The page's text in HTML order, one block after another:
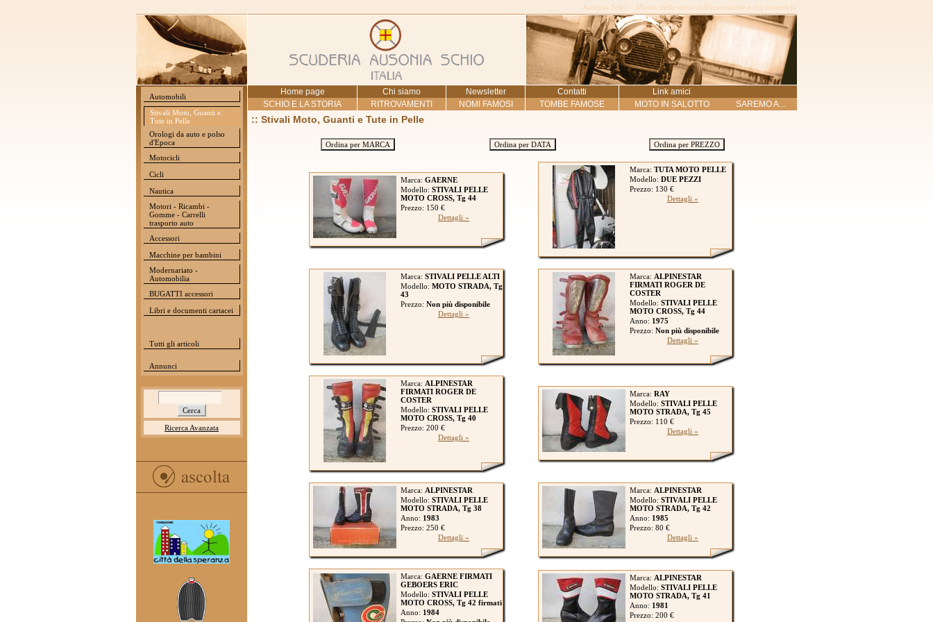
Ausonia Schio - Museo della storia dell'automobile e del motociclo
Automobili
Stivali Moto, Guanti e
Tute in Pelle
Orologi da auto e polso
d'Epoca
Motocicli
Cicli
Nautica
Motori - Ricambi -
Gomme - Carrelli
trasporto auto
Accessori
Macchine per bambini
Modernariato -
Automobilia
BUGATTI accessori
Libri e documenti cartacei
Tutti gli articoli
Annunci
Ricerca Avanzata
Home page Chi siamo Newsletter Contatti
Link amici
SCHIO E LA STORIA
RITROVAMENTI NOMI FAMOSI TOMBE FAMOSE MOTO IN SALOTTO SAREMO A...
:: Stivali Moto, Guanti e Tute in Pelle
Ordina per MARCA Ordina per DATA Ordina per PREZZO
Marca: GAERNE
Modello: STIVALI PELLE
MOTO CROSS, Tg 44
Prezzo: 150 €
Dettagli »
Marca: TUTA MOTO PELLE
Modello: DUE PEZZI
Prezzo: 130 €
Dettagli »
Marca: STIVALI PELLE ALTI
Modello: MOTO STRADA, Tg
43
Prezzo: Non più disponibile
Dettagli »
Marca: ALPINESTAR
FIRMATI ROGER DE
COSTER
Modello: STIVALI PELLE
MOTO CROSS, Tg 44
Anno: 1975
Prezzo: Non più disponibile
Dettagli »
Marca: ALPINESTAR
FIRMATI ROGER DE
COSTER
Modello: STIVALI PELLE
MOTO CROSS, Tg 40
Prezzo: 200 €
Dettagli »
Marca: RAY
Modello: STIVALI PELLE
MOTO STRADA, Tg 45
Prezzo: 110 €
Dettagli »
Marca: ALPINESTAR
Modello: STIVALI PELLE
MOTO STRADA, Tg 38
Anno: 1983
Prezzo: 250 €
Dettagli »
Marca: ALPINESTAR
Modello: STIVALI PELLE
MOTO STRADA, Tg 42
Anno: 1985
Prezzo: 80 €
Dettagli »
Marca: GAERNE FIRMATI
GEBOERS ERIC
Modello: STIVALI PELLE
MOTO CROSS, Tg 42 firmati
Anno: 1984
Marca: ALPINESTAR
Modello: STIVALI PELLE
MOTO STRADA, Tg 41
Anno: 1981
Prezzo: 200 €